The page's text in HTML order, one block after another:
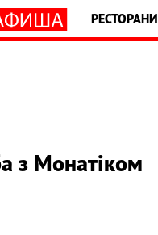
РЕСТОРАНИ
з Монатіком